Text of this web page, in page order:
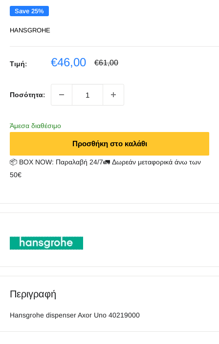
Save 25%
HANSGROHE
Τιμή:
Sale
€46,00
Regular
€61,00
Ποσότητα:
Άμεσα διαθέσιμο
Προσθήκη στο καλάθι
📦 BOX NOW: Παραλαβή 24/7🚛 Δωρεάν μεταφορικά άνω των
50€
Περιγραφή
Hansgrohe dispenser Axor Uno 40219000